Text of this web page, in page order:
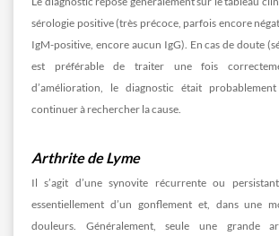
sérologie positive (très précoce, parfois encore
IgM-positive, encore aucun IgG). En cas de doute
est préférable de traiter une fois
d’amélioration, le diagnostic était
continuer à rechercher la cause.
Arthrite de Lyme
Il s’agit d’une synovite récurrente ou
essentiellement d’un gonflement et, dans une
douleurs. Généralement, seule une grande